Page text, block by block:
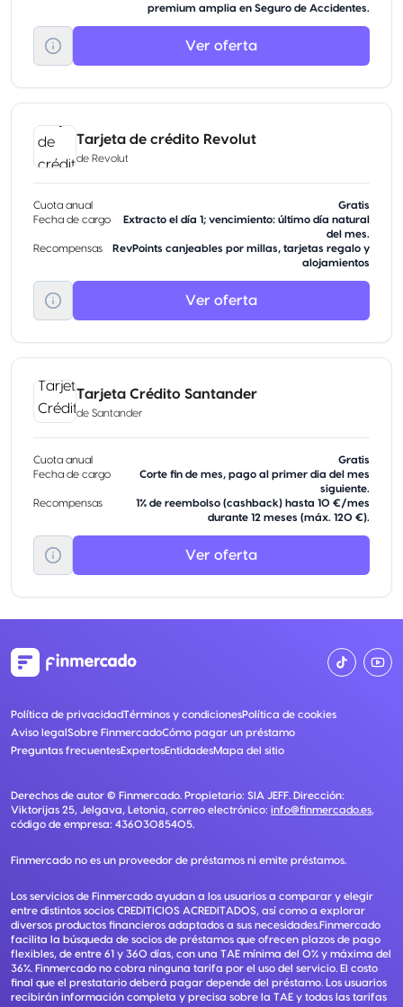
premium amplia en Seguro de Accidentes.
Ver oferta
Tarjeta de crédito Revolut
de Revolut
Cuota anual
Gratis
Fecha de cargo
Extracto el día 1; vencimiento: último día natural
del mes.
Recompensas
RevPoints canjeables por millas, tarjetas regalo y
alojamientos
Ver oferta
Tarjeta Crédito Santander
de Santander
Cuota anual
Gratis
Fecha de cargo
Corte fin de mes, pago al primer dia del mes
siguiente.
Recompensas
1% de reembolso (cashback) hasta 10 €/mes
durante 12 meses (máx. 120 €).
Ver oferta
Política de privacidadTérminos y condicionesPolítica de cookies
Aviso legalSobre FinmercadoCómo pagar un préstamo
Preguntas frecuentesExpertosEntidadesMapa del sitio
Derechos de autor © Finmercado. Propietario: SIA JEFF. Dirección:
Viktorijas 25, Jelgava, Letonia, correo electrónico: info@finmercado.es,
código de empresa: 43603085405.
Finmercado no es un proveedor de préstamos ni emite préstamos.
Los servicios de Finmercado ayudan a los usuarios a comparar y elegir
entre distintos socios CREDITICIOS ACREDITADOS, así como a explorar
diversos productos financieros adaptados a sus necesidades.Finmercado
facilita la búsqueda de socios de préstamos que ofrecen plazos de pago
flexibles, de entre 61 y 360 días, con una TAE mínima del 0% y máxima del
36%. Finmercado no cobra ninguna tarifa por el uso del servicio. El costo
final que el prestatario deberá pagar depende del préstamo. Los usuarios
recibirán información completa y precisa sobre la TAE y todas las tarifas